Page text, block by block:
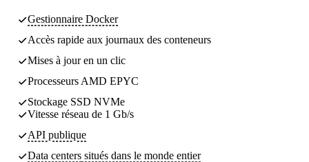
Gestionnaire Docker
Accès rapide aux journaux des conteneurs
Mises à jour en un clic
Processeurs AMD EPYC
Stockage SSD NVMe
Vitesse réseau de 1 Gb/s
API publique
Data centers situés dans le monde entier